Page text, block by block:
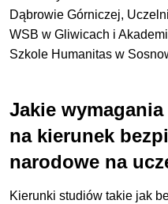
Dąbrowie Górniczej,
WSB w Gliwicach i
Szkole Humanitas w
Jakie
na kierunek
narodowe na
Kierunki studiów takie jak